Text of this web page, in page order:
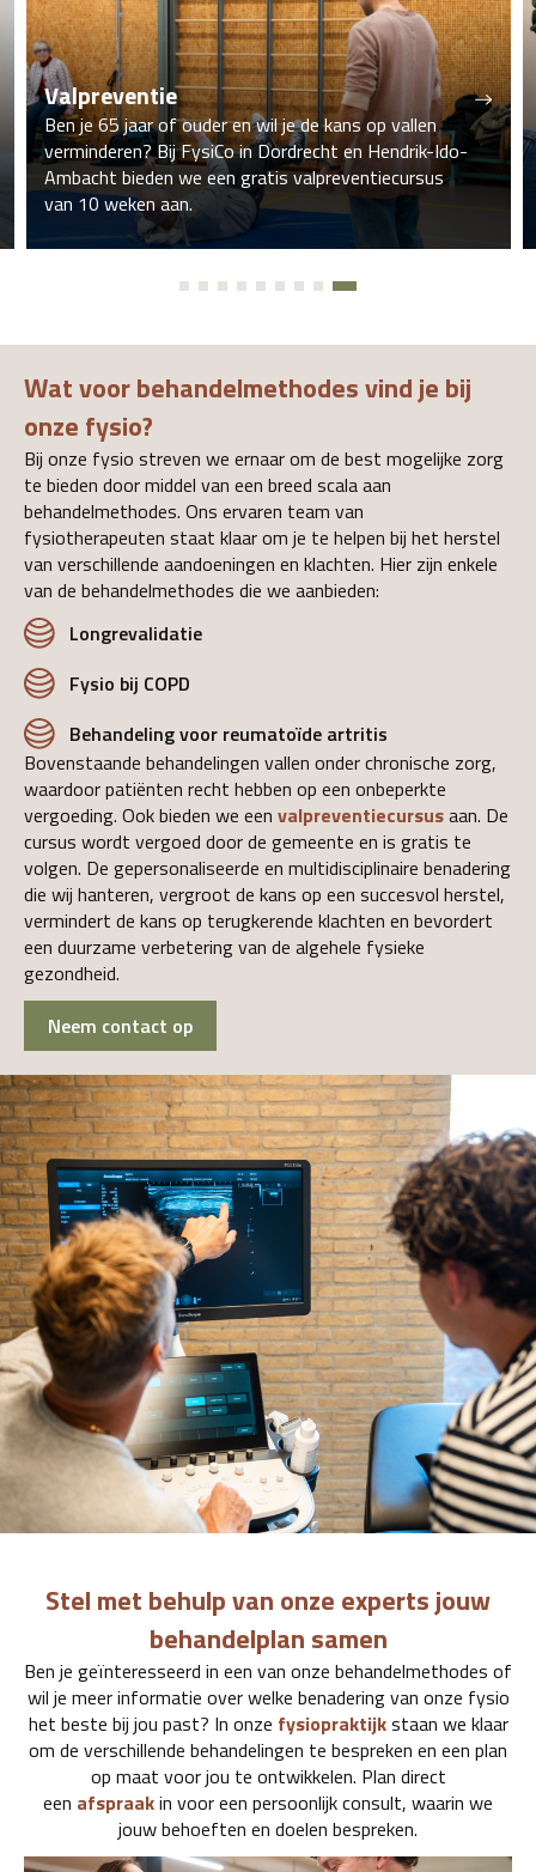
Valpreventie
Ben je 65 jaar of ouder en wil je de kans op vallen
verminderen? Bij FysiCo in Dordrecht en Hendrik-Ido-
Ambacht bieden we een gratis valpreventiecursus
van 10 weken aan.
Wat voor behandelmethodes vind je bij
onze fysio?
Bij onze fysio streven we ernaar om de best mogelijke zorg
te bieden door middel van een breed scala aan
behandelmethodes. Ons ervaren team van
fysiotherapeuten staat klaar om je te helpen bij het herstel
van verschillende aandoeningen en klachten. Hier zijn enkele
van de behandelmethodes die we aanbieden:
Longrevalidatie
Fysio bij COPD
Behandeling voor reumatoïde artritis
Bovenstaande behandelingen vallen onder chronische zorg,
waardoor patiënten recht hebben op een onbeperkte
vergoeding. Ook bieden we een valpreventiecursusaan. De
cursus wordt vergoed door de gemeente en is gratis te
volgen. De gepersonaliseerde en multidisciplinaire benadering
die wij hanteren, vergroot de kans op een succesvol herstel,
vermindert de kans op terugkerende klachten en bevordert
een duurzame verbetering van de algehele fysieke
gezondheid.
Neem contact op
Stel met behulp van onze experts jouw
behandelplan samen
Ben je geïnteresseerd in een van onze behandelmethodes of
wil je meer informatie over welke benadering van onze fysio
het beste bij jou past? In onze fysiopraktijkstaan we klaar
om de verschillende behandelingen te bespreken en een plan
op maat voor jou te ontwikkelen. Plan direct
een afspraakin voor een persoonlijk consult, waarin we
jouw behoeften en doelen bespreken.